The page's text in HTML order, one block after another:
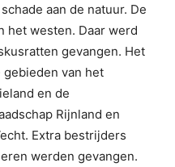
aan de natuur. De
het westen. Daar werd
gevangen. Het
van het
en de
Rijnland en
Extra bestrijders
werden gevangen.